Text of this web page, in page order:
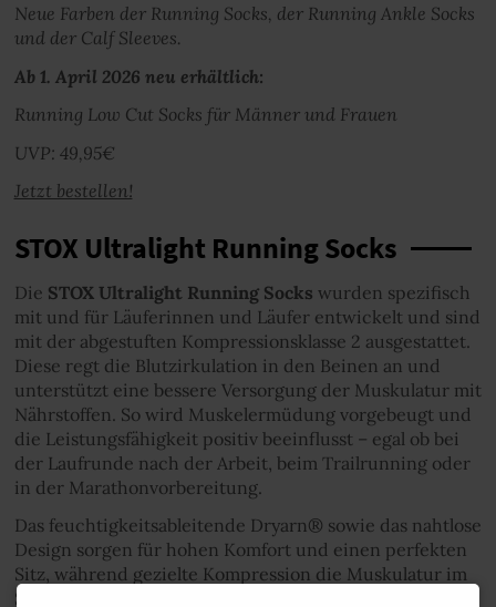
Neue Farben der Running Socks, der Running Ankle Socks
und der Calf Sleeves.
Ab 1. April 2026 neu erhältlich:
Running Low Cut Socks für Männer und Frauen
UVP: 49,95€
Jetzt bestellen!
STOX Ultralight Running Socks
Die STOX Ultralight Running Socks wurden spezifisch
mit und für Läuferinnen und Läufer entwickelt und sind
mit der abgestuften Kompressionsklasse 2 ausgestattet.
Diese regt die Blutzirkulation in den Beinen an und
unterstützt eine bessere Versorgung der Muskulatur mit
Nährstoffen. So wird Muskelermüdung vorgebeugt und
die Leistungsfähigkeit positiv beeinflusst – egal ob bei
der Laufrunde nach der Arbeit, beim Trailrunning oder
in der Marathonvorbereitung.
Das feuchtigkeitsableitende Dryarn® sowie das nahtlose
Design sorgen für hohen Komfort und einen perfekten
Sitz, während gezielte Kompression die Muskulatur im
Schienbein- und Wadenbereich unterstützt und